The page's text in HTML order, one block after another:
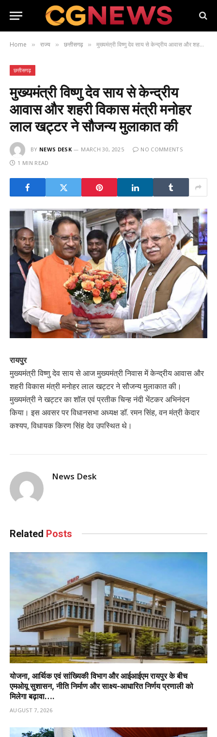
Home » राज्य » छत्तीसगढ़ » मुख्यमंत्री विष्णु देव साय से केन्द्रीय आवास और शहरी विकास मंत्री मनोहर लाल खट्टर ने सौजन्य मुलाकात की
छत्तीसगढ़
मुख्यमंत्री विष्णु देव साय से केन्द्रीय
आवास और शहरी विकास मंत्री मनोहर
लाल खट्टर ने सौजन्य मुलाकात की
BY NEWS DESK MARCH 30, 2025
NO COMMENTS
1 MIN READ
रायपुर
मुख्यमंत्री विष्णु देव साय से आज मुख्यमंत्री निवास में केन्द्रीय आवास और
शहरी विकास मंत्री मनोहर लाल खट्टर ने सौजन्य मुलाकात की।
मुख्यमंत्री ने खट्टर का शॉल एवं प्रतीक चिन्ह नंदी भेंटकर अभिनंदन
किया। इस अवसर पर विधानसभा अध्यक्ष डॉ. रमन सिंह, वन मंत्री केदार
कश्यप, विधायक किरण सिंह देव उपस्थित थे।
News Desk
Related Posts
योजना, आर्थिक एवं सांख्यिकी विभाग और आईआईएम रायपुर के बीच
एमओयू सुशासन, नीति निर्माण और साक्ष्य-आधारित निर्णय प्रणाली को
मिलेगा बढ़ावा….
AUGUST 7, 2026